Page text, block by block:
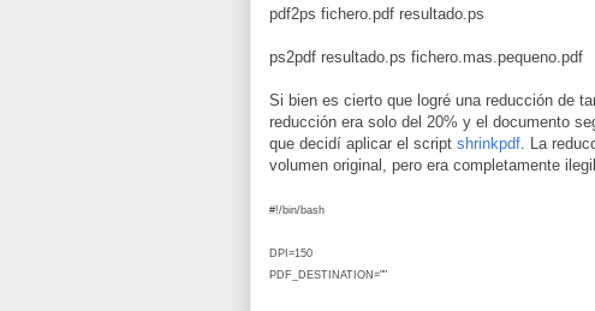
pdf2ps fichero.pdf resultado.ps
ps2pdf resultado.ps fichero.mas.pequeno.pdf
Si bien es cierto que logré una reducción de
reducción era solo del 20% y el documento
que decidí aplicar el script shrinkpdf. La
volumen original, pero era completamente
#!/bin/bash
DPI=150
PDF_DESTINATION=""